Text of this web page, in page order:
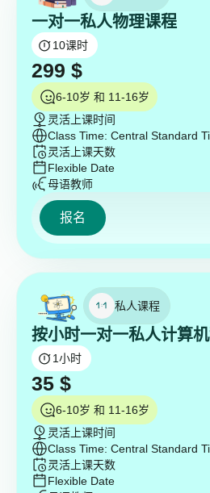
一对一私人物理课程
10课时
299 $
6-10岁 和 11-16岁
灵活上课时间
Class Time: Central Standard
灵活上课天数
Flexible Date
母语教师
报名
私人课程
按小时一对一私人计算
1小时
35 $
6-10岁 和 11-16岁
灵活上课时间
Class Time: Central Standard
灵活上课天数
Flexible Date